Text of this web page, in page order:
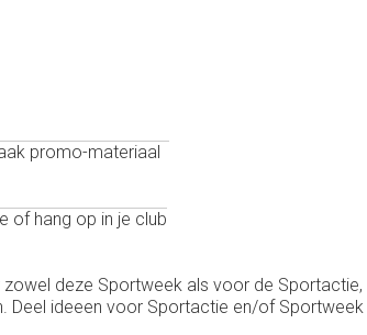
promo-materiaal
of hang op in je club
deze Sportweek als voor de
Deel ideeen voor Sportactie en/of